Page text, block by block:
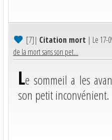
[7]| Citation mort | Le 17-
de la mort sans son pet...
Le sommeil a les
son petit inconvénient.